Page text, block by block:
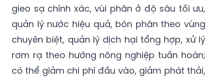
gieo sạ chính xác, vùi phân ở độ sâu tối ưu,
quản lý nước hiệu quả, bón phân theo vùng
chuyên biệt, quản lý dịch hại tổng hợp, xử lý
rơm rạ theo hướng nông nghiệp tuần hoàn;
có thể giảm chi phí đầu vào, giảm phát thải,